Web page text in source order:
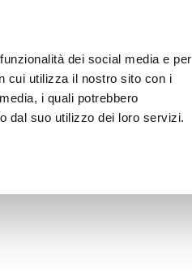
dei social media e per
cui utilizza il nostro sito con i
i quali potrebbero
dal suo utilizzo dei loro servizi.